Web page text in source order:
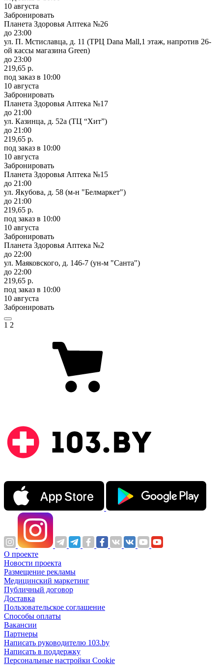
10 августа
Забронировать
Планета Здоровья Аптека №26
до 23:00
ул. П. Мстиславца, д. 11 (ТРЦ Dana Mall,1 этаж, напротив 26-
ой кассы магазина Green)
до 23:00
219,65 р.
под заказ в 10:00
10 августа
Забронировать
Планета Здоровья Аптека №17
до 21:00
ул. Казинца, д. 52а (ТЦ “Хит”)
до 21:00
219,65 р.
под заказ в 10:00
10 августа
Забронировать
Планета Здоровья Аптека №15
до 21:00
ул. Якубова, д. 58 (м-н "Белмаркет")
до 21:00
219,65 р.
под заказ в 10:00
10 августа
Забронировать
Планета Здоровья Аптека №2
до 22:00
ул. Маяковского, д. 146-7 (ун-м "Санта")
до 22:00
219,65 р.
под заказ в 10:00
10 августа
Забронировать
1 2
О проекте
Новости проекта
Размещение рекламы
Медицинский маркетинг
Публичный договор
Доставка
Пользовательское соглашение
Способы оплаты
Вакансии
Партнеры
Написать руководителю 103.by
Написать в поддержку
Персональные настройки Cookie